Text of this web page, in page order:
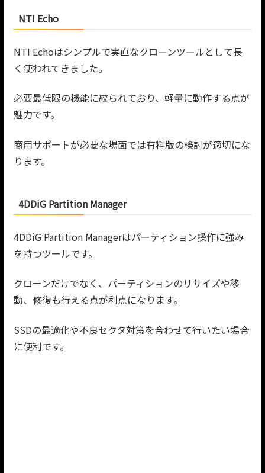
NTI Echo
NTI Echoはシンプルで実直なクローンツールとして長
く使われてきました。
必要最低限の機能に絞られており、軽量に動作する点が
魅力です。
商用サポートが必要な場面では有料版の検討が適切にな
ります。
4DDiG Partition Manager
4DDiG Partition Managerはパーティション操作に強み
を持つツールです。
クローンだけでなく、パーティションのリサイズや移
動、修復も行える点が利点になります。
SSDの最適化や不良セクタ対策を合わせて行いたい場合
に便利です。